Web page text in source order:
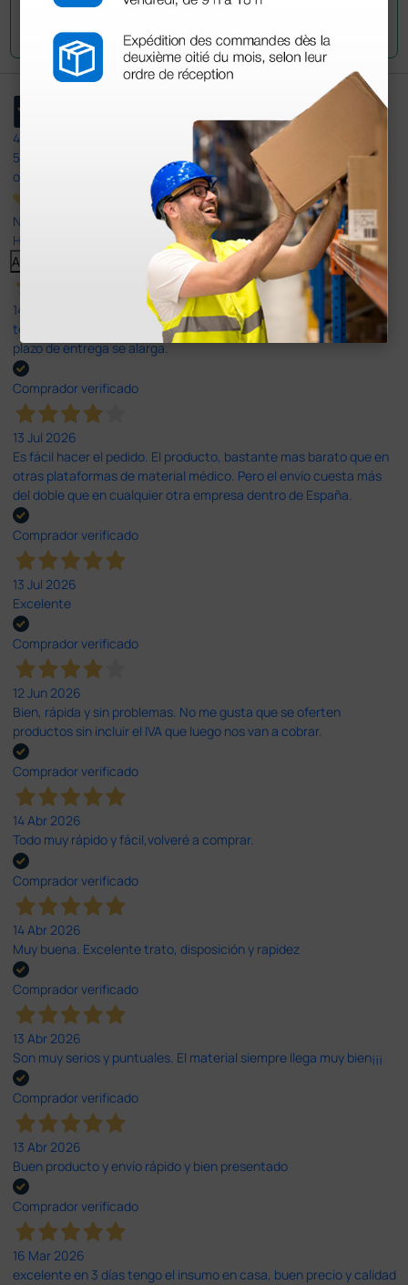
4,4
597
opiniones
Nuestras reseñas de 4 y 5 estrellas.
Haga clic aquí para leerlos todos >
Anterior
14 Jul 2026
todo correcto. podria señalar que un poco caro los portes y el
plazo de entrega se alarga.
Comprador verificado
13 Jul 2026
Es fácil hacer el pedido. El producto, bastante mas barato que en
otras plataformas de material médico. Pero el envío cuesta más
del doble que en cualquier otra empresa dentro de España.
Comprador verificado
13 Jul 2026
Excelente
Comprador verificado
12 Jun 2026
Bien, rápida y sin problemas. No me gusta que se oferten
productos sin incluir el IVA que luego nos van a cobrar.
Comprador verificado
14 Abr 2026
Todo muy rápido y fácil,volveré a comprar.
Comprador verificado
14 Abr 2026
Muy buena. Excelente trato, disposición y rapidez
Comprador verificado
13 Abr 2026
Son muy serios y puntuales. El material siempre llega muy bien¡¡¡
Comprador verificado
13 Abr 2026
Buen producto y envío rápido y bien presentado
Comprador verificado
16 Mar 2026
excelente en 3 días tengo el insumo en casa, buen precio y calidad